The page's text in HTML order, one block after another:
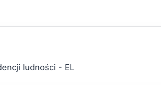
ludności - EL